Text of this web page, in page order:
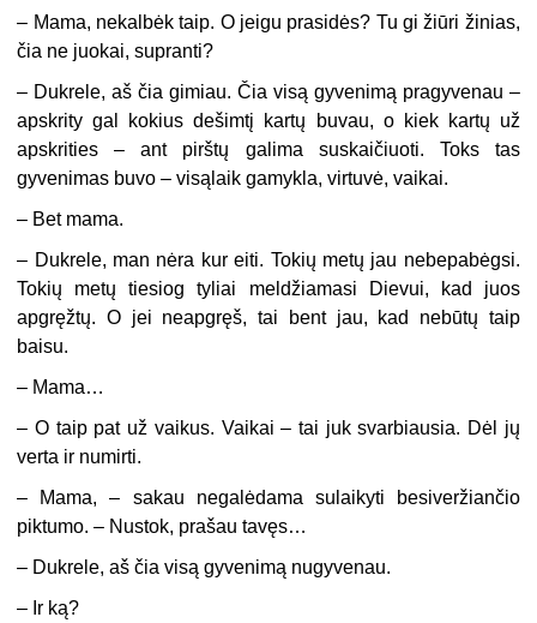
– Mama, nekalbėk taip. O jeigu prasidės? Tu gi žiūri žinias,
čia ne juokai, supranti?
– Dukrele, aš čia gimiau. Čia visą gyvenimą pragyvenau –
apskrity gal kokius dešimtį kartų buvau, o kiek kartų už
apskrities – ant pirštų galima suskaičiuoti. Toks tas
gyvenimas buvo – visąlaik gamykla, virtuvė, vaikai.
– Bet mama.
– Dukrele, man nėra kur eiti. Tokių metų jau nebepabėgsi.
Tokių metų tiesiog tyliai meldžiamasi Dievui, kad juos
apgręžtų. O jei neapgręš, tai bent jau, kad nebūtų taip
baisu.
– Mama…
–O taip pat už vaikus. Vaikai – tai juk svarbiausia. Dėl jų
verta ir numirti.
– Mama, – sakau negalėdama sulaikyti besiveržiančio
piktumo. – Nustok, prašau tavęs…
– Dukrele, aš čia visą gyvenimą nugyvenau.
– Ir ką?